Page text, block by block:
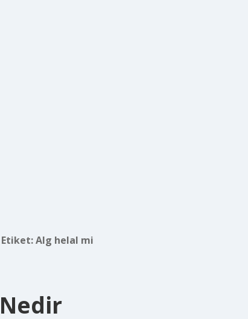
Etiket:Alg helal mi